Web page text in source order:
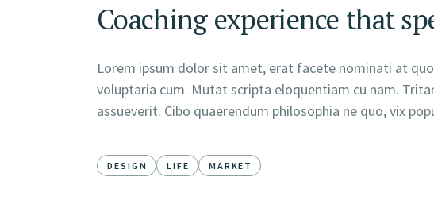
Coaching experience that
Lorem ipsum dolor sit amet, erat facete nominati at
voluptaria cum. Mutat scripta eloquentiam cu nam.
assueverit. Cibo quaerendum philosophia ne quo, vix
DESIGN LIFE MARKET